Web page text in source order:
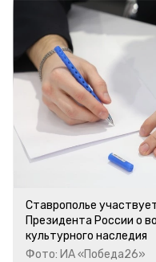
Ставрополье
Президента России о
культурного наследия
Фото: ИА «Победа26»